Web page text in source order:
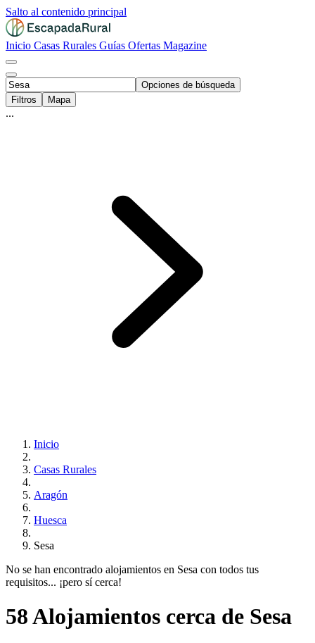
Salto al contenido principal
Inicio Casas Rurales Guías Ofertas Magazine
Opciones de búsqueda
Filtros
Mapa
...
Inicio
Casas Rurales
Aragón
Huesca
Sesa
No se han encontrado alojamientos en Sesa con todos tus
requisitos... ¡pero sí cerca!
58 Alojamientos cerca de Sesa